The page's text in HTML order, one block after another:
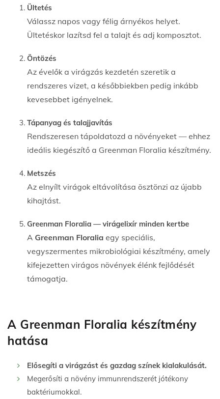
Ültetés
Válassz napos vagy félig árnyékos helyet.
Ültetéskor lazítsd fel a talajt és adj komposztot.
Öntözés
Az évelők a virágzás kezdetén szeretik a
rendszeres vizet, a későbbiekben pedig inkább
kevesebbet igényelnek.
Tápanyag és talajjavítás
Rendszeresen tápoldatozd a növényeket — ehhez
ideális kiegészítő a Greenman Floralia készítmény.
Metszés
Az elnyílt virágok eltávolítása ösztönzi az újabb
kihajtást.
Greenman Floralia — virágelixír minden kertbe
A Greenman Floralia egy speciális,
vegyszermentes mikrobiológiai készítmény, amely
kifejezetten virágos növények élénk fejlődését
támogatja.
A Greenman Floralia készítmény
hatása
Elősegíti a virágzást és gazdag színek kialakulását.
Megerősíti a növény immunrendszerét jótékony
baktériumokkal.